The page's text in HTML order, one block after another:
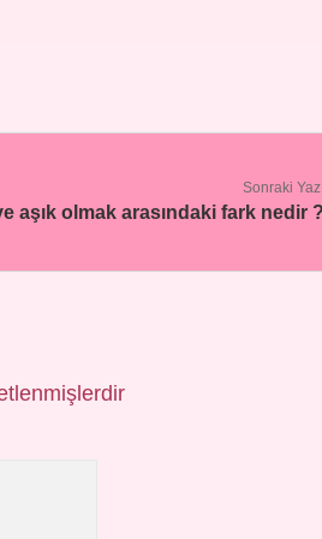
Sonraki
aşık olmak arasındaki fark nedir